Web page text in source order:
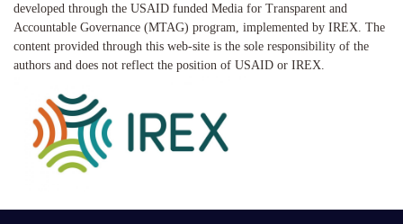
developed through the USAID funded Media for Transparent and
Accountable Governance (MTAG) program, implemented by IREX. The
content provided through this web-site is the sole responsibility of the
authors and does not reflect the position of USAID or IREX.